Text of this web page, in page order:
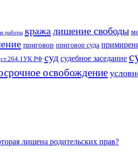
работы кражалишение свободы
приговор приговор суда
ст.264.1УК РФ суд судебное заседание
освобождение
лишена родительских прав?